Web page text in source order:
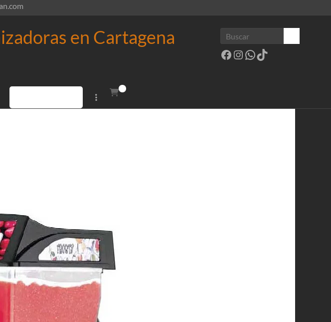
en Cartagena
Facebook
Instagram
WhatsApp
TikTok